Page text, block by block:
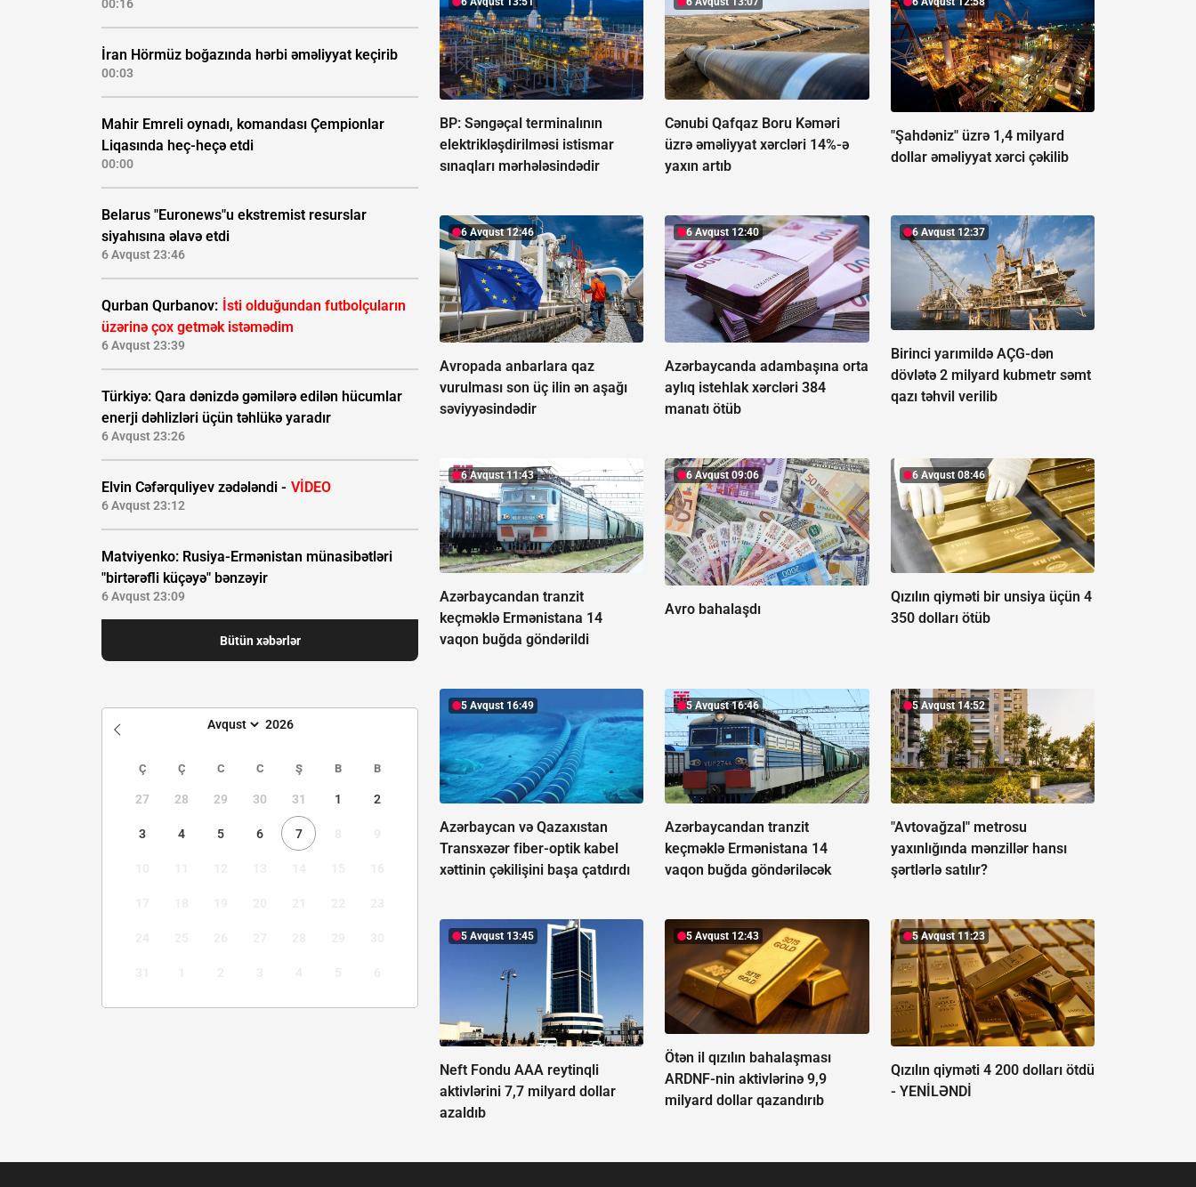
00:16
İran Hörmüz boğazında hərbi əməliyyat keçirib
00:03
Mahir Emreli oynadı, komandası Çempionlar
Liqasında heç-heçə etdi
00:00
Belarus "Euronews"u ekstremist resurslar
siyahısına əlavə etdi
6 Avqust 23:46
Qurban Qurbanov: İsti olduğundan futbolçuların
üzərinə çox getmək istəmədim
6 Avqust 23:39
Türkiyə: Qara dənizdə gəmilərə edilən hücumlar
enerji dəhlizləri üçün təhlükə yaradır
6 Avqust 23:26
Elvin Cəfərquliyev zədələndi - VİDEO
6 Avqust 23:12
Matviyenko: Rusiya-Ermənistan münasibətləri
"birtərəfli küçəyə" bənzəyir
6 Avqust 23:09
Bütün xəbərlər
Ç Ç C C Ş B B
27 28 29 30 31 1 2
3 4 5 6 7
BP: Səngəçal terminalının
elektrikləşdirilməsi istismar
sınaqları mərhələsindədir
Cənubi Qafqaz Boru Kəməri
üzrə əməliyyat xərcləri 14%-ə
yaxın artıb
"Şahdəniz" üzrə 1,4 milyard
dollar əməliyyat xərci çəkilib
6 Avqust 12:46
Avropada anbarlara qaz
vurulması son üç ilin ən aşağı
səviyyəsindədir
6 Avqust 12:40
Azərbaycanda adambaşına orta
aylıq istehlak xərcləri 384
manatı ötüb
6 Avqust 12:37
Birinci yarımildə AÇG-dən
dövlətə 2 milyard kubmetr səmt
qazı təhvil verilib
6 Avqust 11:43
Azərbaycandan tranzit
keçməklə Ermənistana 14
vaqon buğda göndərildi
6 Avqust 09:06
Avro bahalaşdı
6 Avqust 08:46
Qızılın qiyməti bir unsiya üçün 4
350 dolları ötüb
5 Avqust 16:49
Azərbaycan və Qazaxıstan
Transxəzər fiber-optik kabel
xəttinin çəkilişini başa çatdırdı
5 Avqust 16:46
Azərbaycandan tranzit
keçməklə Ermənistana 14
vaqon buğda göndəriləcək
5 Avqust 14:52
"Avtovağzal" metrosu
yaxınlığında mənzillər hansı
şərtlərlə satılır?
5 Avqust 13:45
Neft Fondu AAA reytinqli
aktivlərini 7,7 milyard dollar
azaldıb
5 Avqust 12:43
Ötən il qızılın bahalaşması
ARDNF-nin aktivlərinə 9,9
milyard dollar qazandırıb
5 Avqust 11:23
Qızılın qiyməti 4 200 dolları ötdü
- YENİLƏNDİ